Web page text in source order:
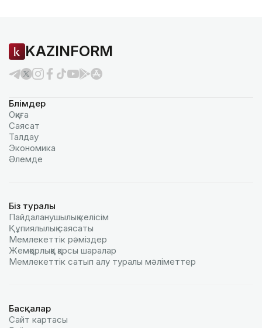
KAZINFORM
Бөлімдер
Оқиға
Саясат
Талдау
Экономика
Әлемде
Біз туралы
Пайдаланушылық келiciм
Құпиялылық саясаты
Мемлекеттік рәміздер
Жемқорлыққа қарсы шаралар
Мемлекеттік сатып алу туралы мәлiметтер
Басқалар
Сайт картасы